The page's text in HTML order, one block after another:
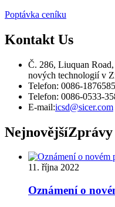
Poptávka ceníku
Kontakt Us
Č. 286, Liuquan
nových technologií v
Telefon: 0086-
Telefon: 0086-0533-
E-mail:icsd@sicer.com
NejnovějšíZprávy
11. října 2022
Oznámení o